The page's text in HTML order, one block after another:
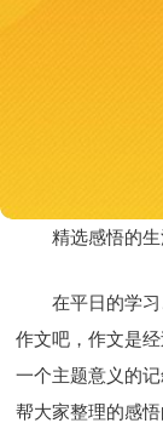
精选感悟的
在平日的学
作文吧，作文是
一个主题意义的
帮大家整理的感